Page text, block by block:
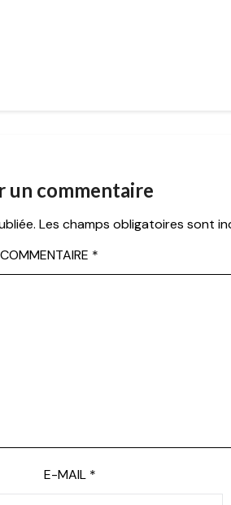
un commentaire
Les champs obligatoires sont
COMMENTAIRE *
E-MAIL *